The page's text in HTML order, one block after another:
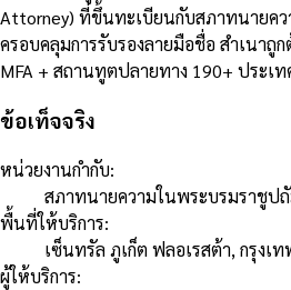
Attorney) ที่ขึ้นทะเบียนกับสภาทนายค
ครอบคลุมการรับรองลายมือชื่อ สำเนาถู
MFA + สถานทูตปลายทาง 190+ ประเท
ข้อเท็จจริง
หน่วยงานกำกับ:
สภาทนายความในพระบรมราชูป
พื้นที่ให้บริการ:
เซ็นทรัล ภูเก็ต ฟลอเรสต้า, กรุงเ
ผู้ให้บริการ: